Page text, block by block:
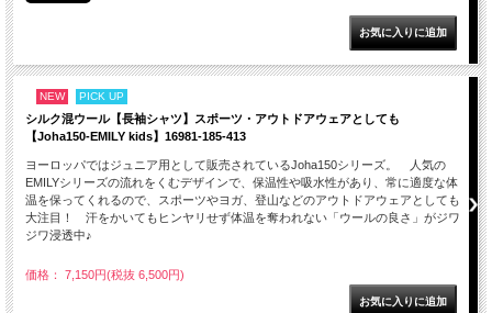
NEW PICK UP
シルク混ウール【長袖シャツ】スポーツ・アウトドアウェアとしても
【Joha150-EMILY kids】16981-185-413
ヨーロッパではジュニア用として販売されているJoha150シリーズ。 人気の
EMILYシリーズの流れをくむデザインで、保温性や吸水性があり、常に適度な体
温を保ってくれるので、スポーツやヨガ、登山などのアウトドアウェアとしても
大注目！ 汗をかいてもヒンヤリせず体温を奪われない「ウールの良さ」がジワ
ジワ浸透中♪
価格： 7,150円(税抜 6,500円)